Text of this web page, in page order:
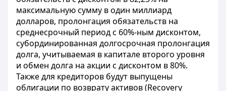
максимальную сумму в один миллиард
долларов, пролонгация обязательств на
среднесрочный период с 60%-ным дисконтом,
субординированная долгосрочная пролонгация
долга, учитываемая в капитале второго уровня
и обмен долга на акции с дисконтом в 80%.
Также для кредиторов будут выпущены
облигации по возврату активов (Recovery